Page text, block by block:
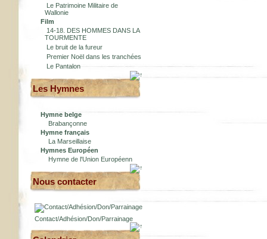
Le Patrimoine Militaire de
Wallonie
Film
14-18. DES HOMMES DANS LA
TOURMENTE
Le bruit de la fureur
Premier Noël dans les tranchées
Le Pantalon
Les Hymnes
Hymne belge
Brabançonne
Hymne français
La Marseillaise
Hymnes Européen
Hymne de l'Union Européenn
Nous contacter
Contact/Adhésion/Don/Parrainage